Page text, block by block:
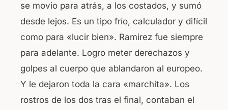
se movio para atrás, a los costados, y sumó
desde lejos. Es un tipo frío, calculador y difícil
como para «lucir bien». Ramirez fue siempre
para adelante. Logro meter derechazos y
golpes al cuerpo que ablandaron al europeo.
Y le dejaron toda la cara «marchita». Los
rostros de los dos tras el final, contaban el